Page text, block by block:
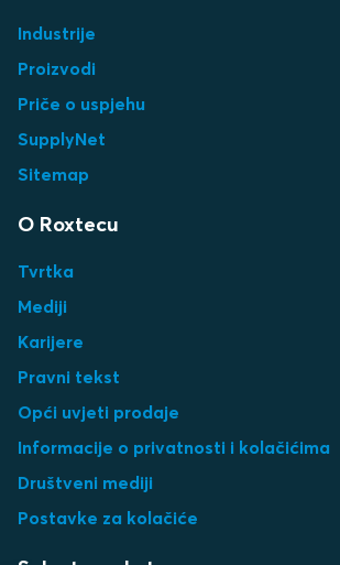
Industrije
Proizvodi
Priče o uspjehu
SupplyNet
Sitemap
O Roxtecu
Tvrtka
Mediji
Karijere
Pravni tekst
Opći uvjeti prodaje
Informacije o privatnosti i kolačićima
Društveni mediji
Postavke za kolačiće